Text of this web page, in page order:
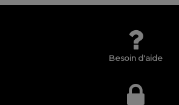
Besoin d'aide